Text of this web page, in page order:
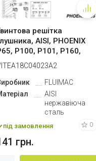
решітка
AISI, PHOENIX
P100, P101, P160,
FLUIMAC
AISI
нержавіюча
сталь
під замовлення 0
грн.